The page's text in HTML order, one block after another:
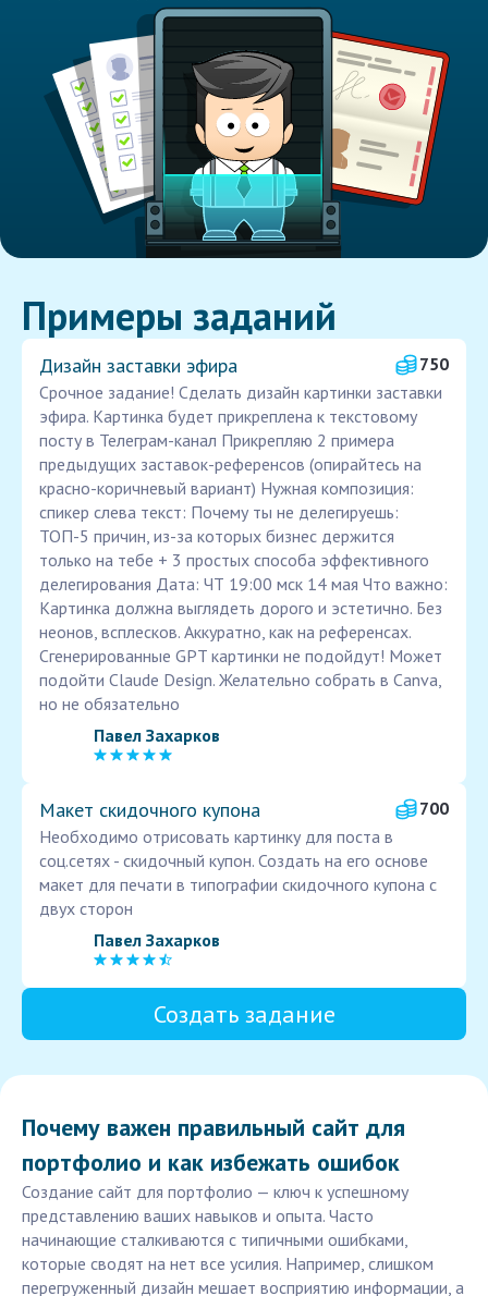
Примеры заданий
Дизайн заставки эфира
750
Срочное задание! Сделать дизайн картинки заставки
эфира. Картинка будет прикреплена к текстовому
посту в Телеграм-канал Прикрепляю 2 примера
предыдущих заставок-референсов (опирайтесь на
красно-коричневый вариант) Нужная композиция:
спикер слева текст: Почему ты не делегируешь:
ТОП-5 причин, из-за которых бизнес держится
только на тебе + 3 простых способа эффективного
делегирования Дата: ЧТ 19:00 мск 14 мая Что важно:
Картинка должна выглядеть дорого и эстетично. Без
неонов, всплесков. Аккуратно, как на референсах.
Сгенерированные GPT картинки не подойдут! Может
подойти Claude Design. Желательно собрать в Canva,
но не обязательно
Павел Захарков
Макет скидочного купона
700
Необходимо отрисовать картинку для поста в
соц.сетях - скидочный купон. Создать на его основе
макет для печати в типографии скидочного купона с
двух сторон
Павел Захарков
Создать задание
Почему важен правильный сайт для
портфолио и как избежать ошибок
Создание сайт для портфолио — ключ к успешному
представлению ваших навыков и опыта. Часто
начинающие сталкиваются с типичными ошибками,
которые сводят на нет все усилия. Например, слишком
перегруженный дизайн мешает восприятию информации, а